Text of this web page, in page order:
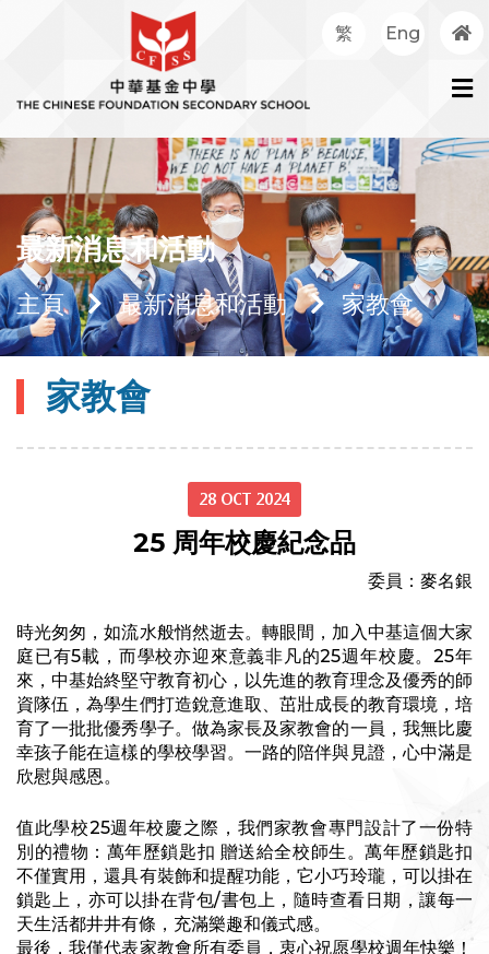
繁 Eng
最新消息和活動
主頁 最新消息和活動 家教會
家教會
28 OCT 2024
25 周年校慶紀念品
委員：麥名銀
時光匆匆，如流水般悄然逝去。轉眼間，加入中基這個大家
庭已有5載，而學校亦迎來意義非凡的25週年校慶。25年
來，中基始終堅守教育初心，以先進的教育理念及優秀的師
資隊伍，為學生們打造銳意進取、茁壯成長的教育環境，培
育了一批批優秀學子。做為家長及家教會的一員，我無比慶
幸孩子能在這樣的學校學習。一路的陪伴與見證，心中滿是
欣慰與感恩。
值此學校25週年校慶之際，我們家教會專門設計了一份特
別的禮物：萬年歷鎖匙扣 贈送給全校師生。萬年歷鎖匙扣
不僅實用，還具有裝飾和提醒功能，它小巧玲瓏，可以掛在
鎖匙上，亦可以掛在背包/書包上，隨時查看日期，讓每一
天生活都井井有條，充滿樂趣和儀式感。
最後，我僅代表家教會所有委員，衷心祝愿學校週年快樂！